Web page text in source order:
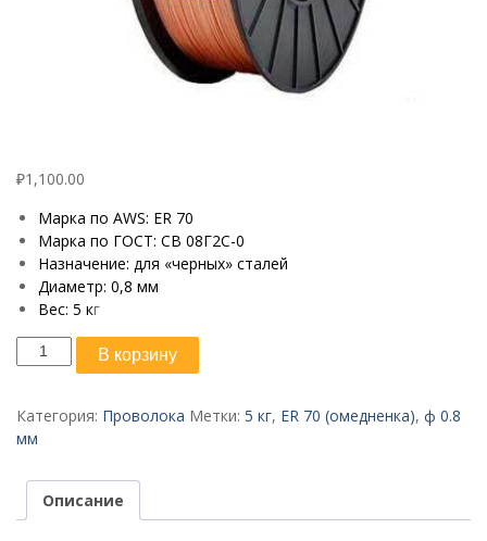
₽1,100.00
Марка по AWS: ER 70
Марка по ГОСТ: СВ 08Г2С-0
Назначение: для «черных» сталей
Диаметр: 0,8 мм
Вес: 5 кг
Количество
товара
ER
70
0,8
В корзину
Категория: Проволока Метки: 5 кг, ER 70 (омедненка), ф 0.8
мм
Описание